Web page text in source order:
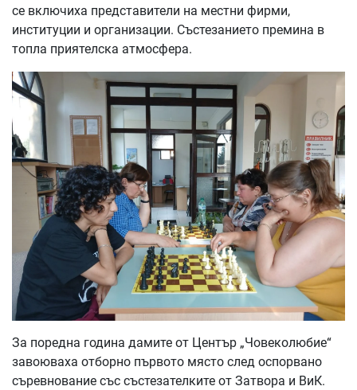
се включиха представители на местни фирми,
институции и организации. Състезанието премина в
топла приятелска атмосфера.
За поредна година дамите от Център „Човеколюбие“
завоюваха отборно първото място след оспорвано
съревнование със състезателките от Затвора и ВиК.